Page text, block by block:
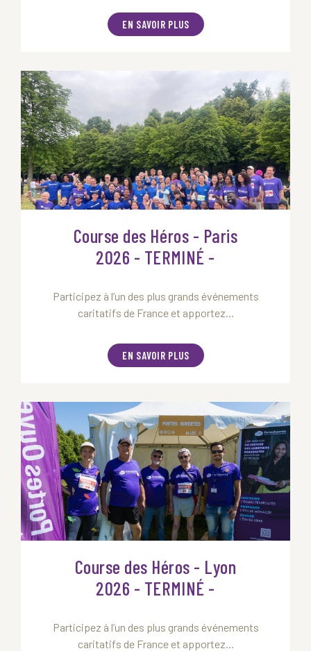
EN SAVOIR PLUS
Course des Héros - Paris
2026 - TERMINÉ -
Participez à l’un des plus grands événements
caritatifs de France et apportez...
EN SAVOIR PLUS
Course des Héros - Lyon
2026 - TERMINÉ -
Participez à l’un des plus grands événements
caritatifs de France et apportez...